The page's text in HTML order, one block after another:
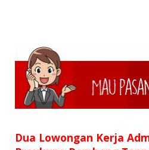
Dua Lowongan Kerja